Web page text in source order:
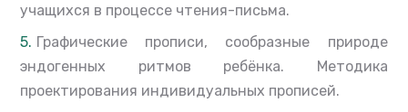
учащихся в процессе чтения-письма.
Графические прописи, сообразные природе
эндогенных ритмов ребёнка. Методика
проектирования индивидуальных прописей.